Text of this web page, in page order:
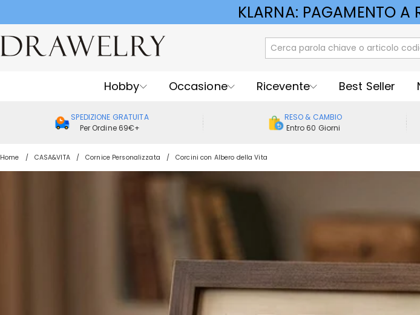
KLARNA: PAGAMENTO A
Hobby Occasione Ricevente Best Seller
SPEDIZIONE GRATUITA
Per Ordine 69€+
RESO & CAMBIO
Entro 60 Giorni
Home CASA&VITA Cornice Personalizzata Corcini con Albero della Vita